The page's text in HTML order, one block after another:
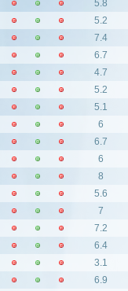
5.8
5.2
7.4
6.7
4.7
5.2
5.1
6
6.7
6
8
5.6
7
7.2
6.4
3.1
6.9